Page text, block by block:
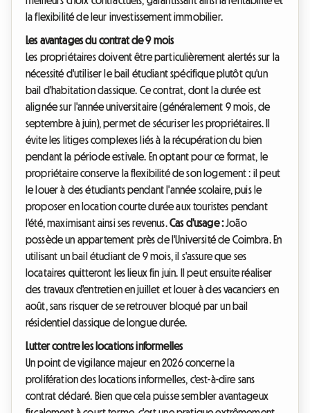
la flexibilité de leur investissement immobilier.
Les avantages du contrat de 9 mois
Les propriétaires doivent être particulièrement alertés sur la
nécessité d'utiliser le bail étudiant spécifique plutôt qu'un
bail d'habitation classique. Ce contrat, dont la durée est
alignée sur l'année universitaire (généralement 9 mois, de
septembre à juin), permet de sécuriser les propriétaires. Il
évite les litiges complexes liés à la récupération du bien
pendant la période estivale. En optant pour ce format, le
propriétaire conserve la flexibilité de son logement : il peut
le louer à des étudiants pendant l'année scolaire, puis le
proposer en location courte durée aux touristes pendant
l'été, maximisant ainsi ses revenus.Cas d'usage :João
possède un appartement près de l'Université de Coimbra. En
utilisant un bail étudiant de 9 mois, il s'assure que ses
locataires quitteront les lieux fin juin. Il peut ensuite réaliser
des travaux d'entretien en juillet et louer à des vacanciers en
août, sans risquer de se retrouver bloqué par un bail
résidentiel classique de longue durée.
Lutter contre les locations informelles
Un point de vigilance majeur en 2026 concerne la
prolifération des locations informelles, c'est-à-dire sans
contrat déclaré. Bien que cela puisse sembler avantageux